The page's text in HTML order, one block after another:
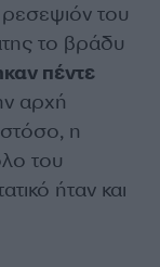
του
το βράδυ
πέντε
αρχή
η
του
ήταν και